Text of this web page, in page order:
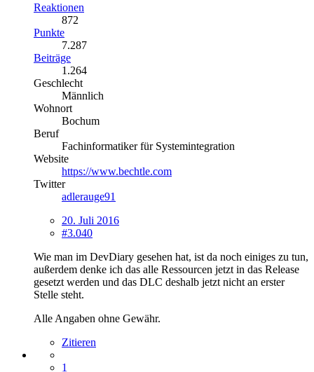
Reaktionen
872
Punkte
7.287
Beiträge
1.264
Geschlecht
Männlich
Wohnort
Bochum
Beruf
Fachinformatiker für Systemintegration
Website
https://www.bechtle.com
Twitter
adlerauge91
20. Juli 2016
#3.040
Wie man im DevDiary gesehen hat, ist da noch einiges zu tun,
außerdem denke ich das alle Ressourcen jetzt in das Release
gesetzt werden und das DLC deshalb jetzt nicht an erster
Stelle steht.
Alle Angaben ohne Gewähr.
Zitieren
1